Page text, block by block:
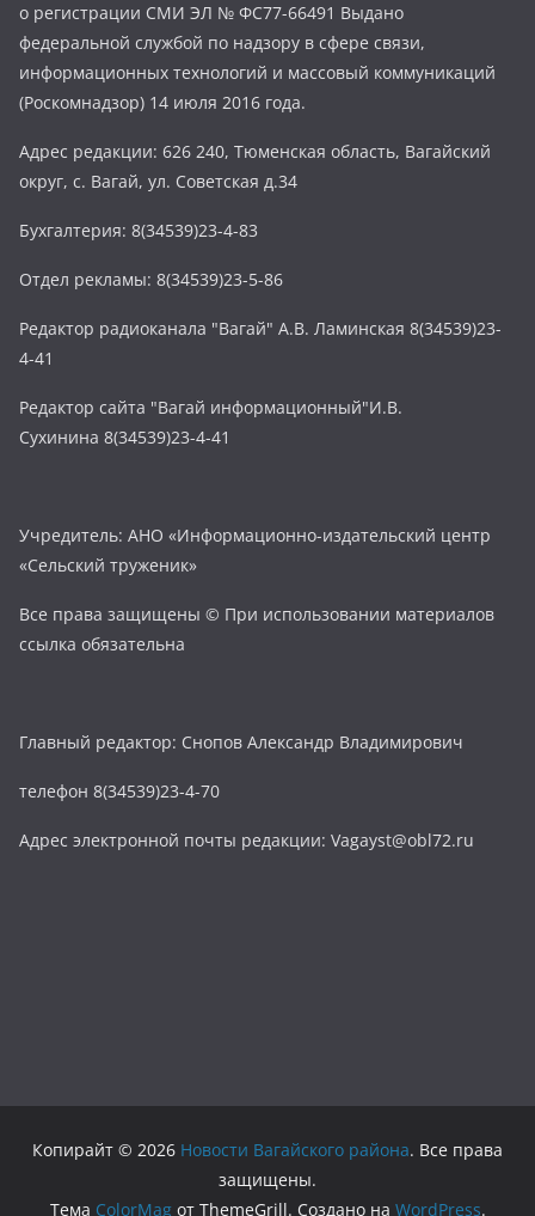
о регистрации СМИ ЭЛ № ФС77-66491 Выдано
федеральной службой по надзору в сфере связи,
информационных технологий и массовый коммуникаций
(Роскомнадзор) 14 июля 2016 года.
Адрес редакции: 626 240, Тюменская область, Вагайский
округ, с. Вагай, ул. Советская д.34
Бухгалтерия: 8(34539)23-4-83
Отдел рекламы: 8(34539)23-5-86
Редактор радиоканала "Вагай" А.В. Ламинская 8(34539)23-
4-41
Редактор сайта "Вагай информационный"И.В.
Сухинина 8(34539)23-4-41
Учредитель: АНО «Информационно-издательский центр
«Сельский труженик»
Все права защищены © При использовании материалов
ссылка обязательна
Главный редактор: Снопов Александр Владимирович
телефон 8(34539)23-4-70
Адрес электронной почты редакции: Vagayst@obl72.ru
Копирайт © 2026 Новости Вагайского района. Все права
защищены.
Тема ColorMagот ThemeGrill. Создано на WordPress.